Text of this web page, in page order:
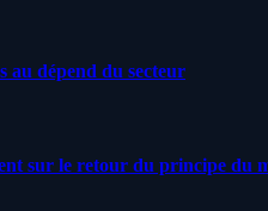
au dépend du secteur
sur le retour du principe du